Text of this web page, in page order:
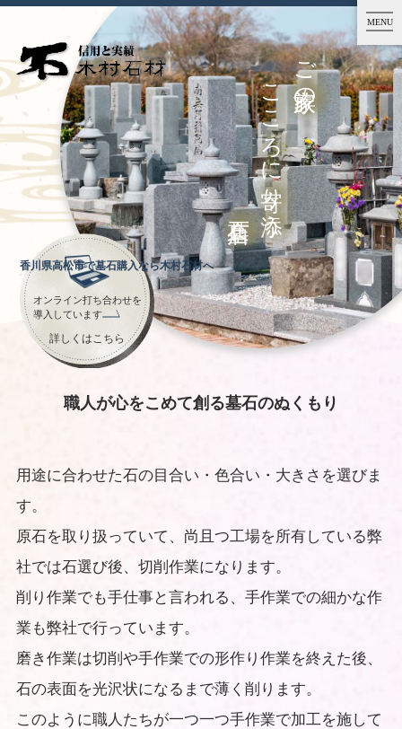
香川県高松市で墓石購入なら木村石材へ
MENU
ご家族の
こころに寄り添う
オンライン打ち合わせを
導入しています
詳しくはこちら
職人が心をこめて創る墓石のぬくもり
用途に合わせた石の目合い・色合い・大きさを選びま
す。
原石を取り扱っていて、尚且つ工場を所有している弊
社では石選び後、切削作業になります。
削り作業でも手仕事と言われる、手作業での細かな作
業も弊社で行っています。
磨き作業は切削や手作業での形作り作業を終えた後、
石の表面を光沢状になるまで薄く削ります。
このように職人たちが一つ一つ手作業で加工を施して